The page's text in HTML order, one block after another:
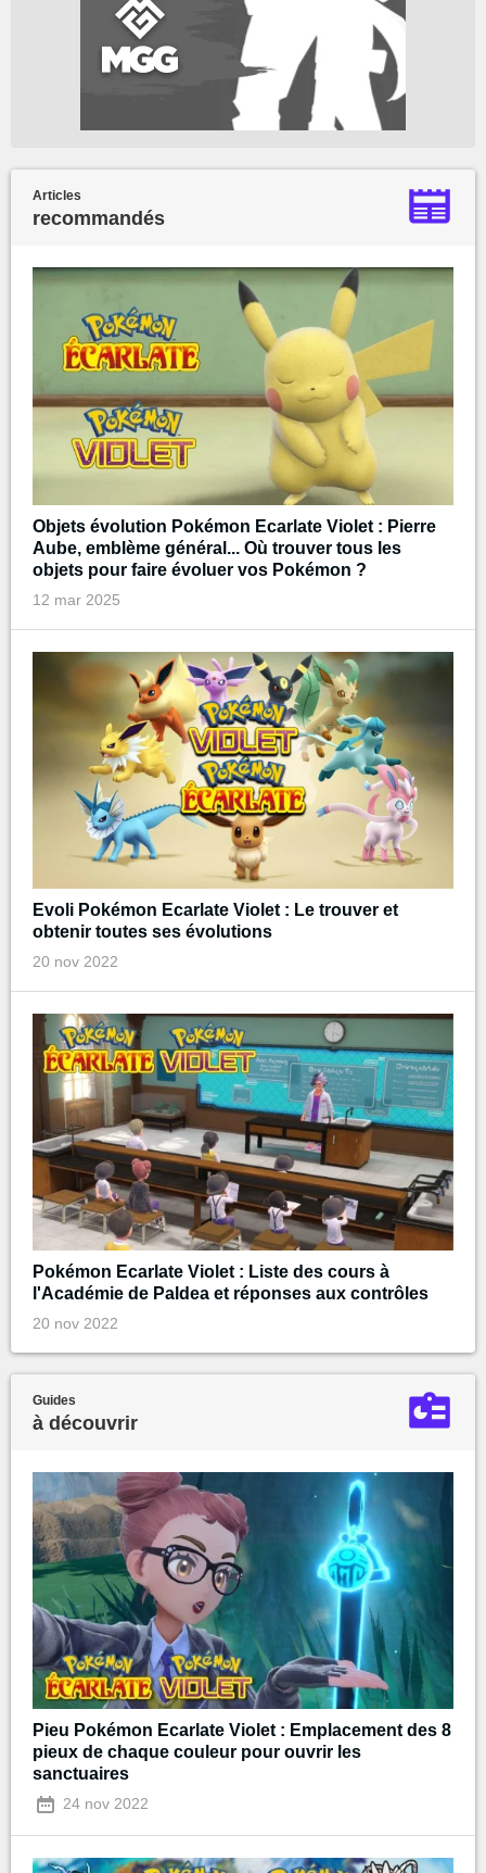
Articles
recommandés
Objets évolution Pokémon Ecarlate Violet : Pierre
Aube, emblème général... Où trouver tous les
objets pour faire évoluer vos Pokémon ?
12 mar 2025
Evoli Pokémon Ecarlate Violet : Le trouver et
obtenir toutes ses évolutions
20 nov 2022
Pokémon Ecarlate Violet : Liste des cours à
l'Académie de Paldea et réponses aux contrôles
20 nov 2022
Guides
à découvrir
Pieu Pokémon Ecarlate Violet : Emplacement des 8
pieux de chaque couleur pour ouvrir les
sanctuaires
24 nov 2022